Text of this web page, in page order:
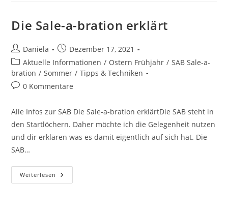
Die Sale-a-bration erklärt
Daniela
Dezember 17, 2021
Aktuelle Informationen / Ostern Frühjahr / SAB Sale-a-
bration / Sommer / Tipps & Techniken
0 Kommentare
Alle Infos zur SAB Die Sale-a-bration erklärtDie SAB steht in
den Startlöchern. Daher möchte ich die Gelegenheit nutzen
und dir erklären was es damit eigentlich auf sich hat. Die
SAB…
Weiterlesen